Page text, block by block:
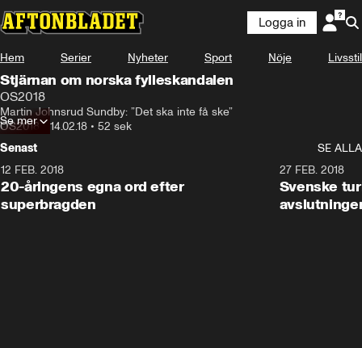
Logga in
Hem Serier Nyheter Sport Nöje Livsstil
Stjärnan om norska fylleskandalen
OS2018
Martin Johnsrud Sundby: ”Det ska inte få ske”
OS2018• 14.02.18 • 52 sek
Se mer
Senast
SE ALLA
12 FEB. 2018
20-åringens egna ord efter
superbragden
27 FEB. 2018
Svenske